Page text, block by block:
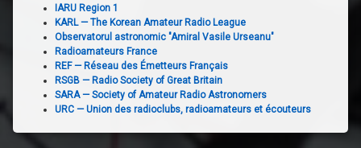
IARU Region 1
KARL — The Korean Amateur Radio League
Observatorul astronomic "Amiral Vasile Urseanu"
Radioamateurs France
REF — Réseau des Émetteurs Français
RSGB — Radio Society of Great Britain
SARA — Society of Amateur Radio Astronomers
URC — Union des radioclubs, radioamateurs et écouteurs